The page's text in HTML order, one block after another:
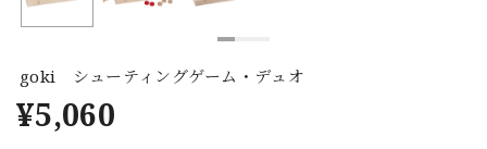
goki シューティングゲーム・デュオ
¥5,060